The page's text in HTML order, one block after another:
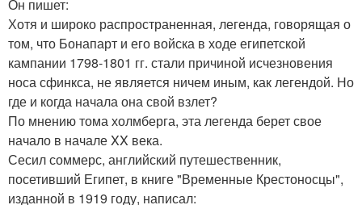
Он пишет:
Хотя и широко распространенная, легенда, говорящая о
том, что Бонапарт и его войска в ходе египетской
кампании 1798-1801 гг. стали причиной исчезновения
носа сфинкса, не является ничем иным, как легендой. Но
где и когда начала она свой взлет?
По мнению тома холмберга, эта легенда берет свое
начало в начале XX века.
Сесил соммерс, английский путешественник,
посетивший Египет, в книге "Временные Крестоносцы",
изданной в 1919 году, написал: